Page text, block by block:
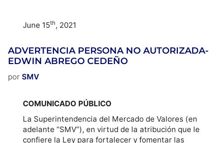
June 15th, 2021
ADVERTENCIA PERSONA NO AUTORIZADA-
EDWIN ABREGO CEDEÑO
por SMV
COMUNICADO PÚBLICO
La Superintendencia del Mercado de Valores (en
adelante “SMV”), en virtud de la atribución que le
confiere la Ley para fortalecer y fomentar las